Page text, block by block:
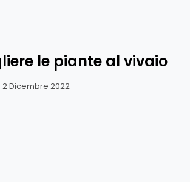
le piante al vivaio
2 Dicembre 2022